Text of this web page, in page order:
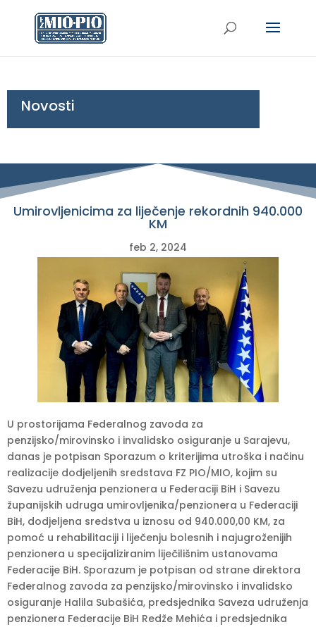
Novosti
Umirovljenicima za liječenje rekordnih 940.000
KM
feb 2, 2024
U prostorijama Federalnog zavoda za
penzijsko/mirovinsko i invalidsko osiguranje u Sarajevu,
danas je potpisan Sporazum o kriterijima utroška i načinu
realizacije dodjeljenih sredstava FZ PIO/MIO, kojim su
Savezu udruženja penzionera u Federaciji BiH i Savezu
županijskih udruga umirovljenika/penzionera u Federaciji
BiH, dodjeljena sredstva u iznosu od 940.000,00 KM, za
pomoć u rehabilitaciji i liječenju bolesnih i najugroženijih
penzionera u specijaliziranim liječilišnim ustanovama
Federacije BiH. Sporazum je potpisan od strane direktora
Federalnog zavoda za penzijsko/mirovinsko i invalidsko
osiguranje Halila Subašića, predsjednika Saveza udruženja
penzionera Federacije BiH Redže Mehića i predsjednika